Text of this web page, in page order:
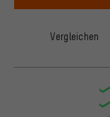
Vergleichen